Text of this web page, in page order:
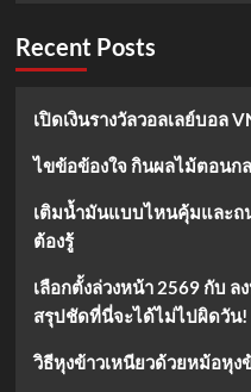
หญิง
โอลิมปิก2024
Recent Posts
เปิดเงินรางวัลวอลเลย์บอล
ไขข้อข้องใจ กินผลไม้ตอนก
เติมน้ำมันแบบไหนคุ้มและถ
ต้องรู้
เลือกตั้งล่วงหน้า 2569 กับ
สรุปชัดที่นี่จะได้ไม่ไปผิดวัน!
วิธีหุงข้าวเหนียวด้วยหม้อหุง